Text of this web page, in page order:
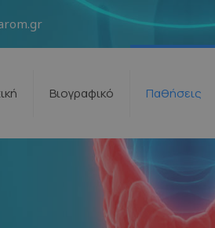
Βιογραφικό Παθήσεις